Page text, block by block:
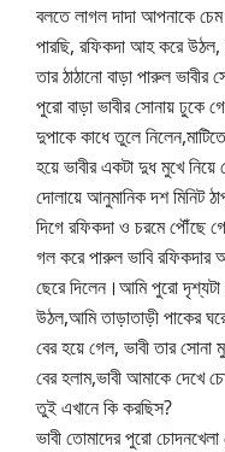
বলতে লাগল দাদা আপনাকে
পারছি, রফিকদা আহ করে
তার ঠাঠানো বাড়া পারুল
পুরো বাড়া ভাবীর সোনায় ঢুকে
দুপাকে কাধে তুলে
হয়ে ভাবীর একটা দুধ মুখে
দোলায়ে আনুমানিক দশ মিনিট
দিগে রফিকদা ও চরমে পৌঁছে
গল করে পারুল ভাবি রফিকদার
ছেরে দিলেন।আমি পুরো দৃশ্যটা
উঠল,আমি তাড়াতাড়ী পাকের
বের হয়ে গেল, ভাবী তার
বের হলাম,ভাবী আমাকে দেখে
তুই এখানে কি করছিস?
ভাবী তোমাদের পুরো চোদনখেলা